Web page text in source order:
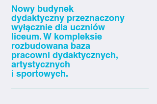
Nowy budynek
dydaktyczny przeznaczony
wyłącznie dla uczniów
liceum. W kompleksie
rozbudowana baza
pracowni dydaktycznych,
artystycznych
i sportowych.